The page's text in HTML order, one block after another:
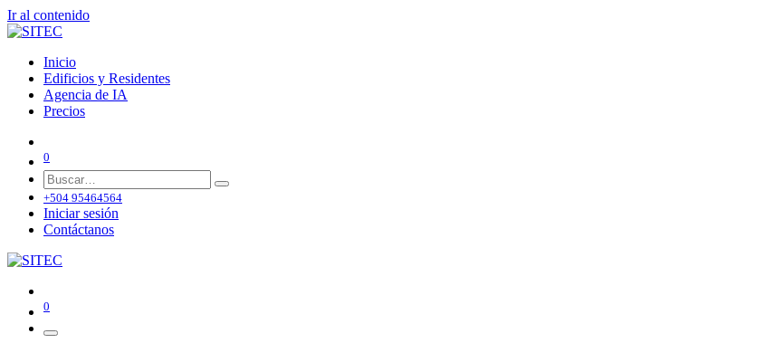
Ir al contenido
Inicio
Edificios y Residentes
Agencia de IA
Precios
0
+504 95464564
Iniciar sesión
Contáctanos
0